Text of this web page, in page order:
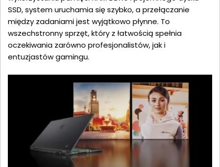
SSD, system uruchamia się szybko, a przełączanie
między zadaniami jest wyjątkowo płynne. To
wszechstronny sprzęt, który z łatwością spełnia
oczekiwania zarówno profesjonalistów, jak i
entuzjastów gamingu.